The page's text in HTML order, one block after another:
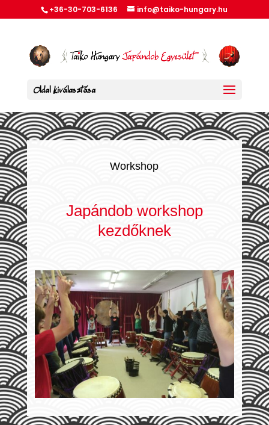
+36-30-703-6136 info@taiko-hungary.hu
Oldal kiválasztása
Workshop
Japándob workshop
kezdőknek